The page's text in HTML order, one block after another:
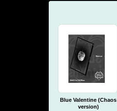
Blue Valentine (Chaos
version)